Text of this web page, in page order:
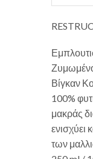
Βίγκαν
100%
μακράς
ενισχύει
των